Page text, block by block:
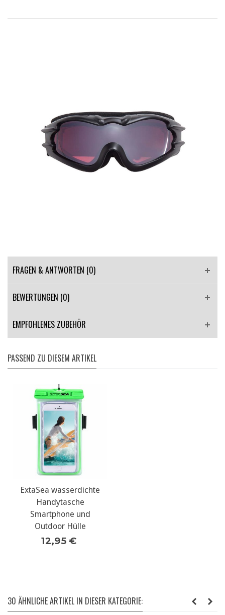
FRAGEN & ANTWORTEN (0)
BEWERTUNGEN (0)
EMPFOHLENES ZUBEHÖR
PASSEND ZU DIESEM ARTIKEL
ExtaSea wasserdichte
Handytasche
Smartphone und
Outdoor Hülle
12,95 €
30 ÄHNLICHE ARTIKEL IN DIESER KATEGORIE: